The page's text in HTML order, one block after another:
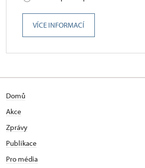
VÍCE INFORMACÍ
Domů
Akce
Zprávy
Publikace
Pro média